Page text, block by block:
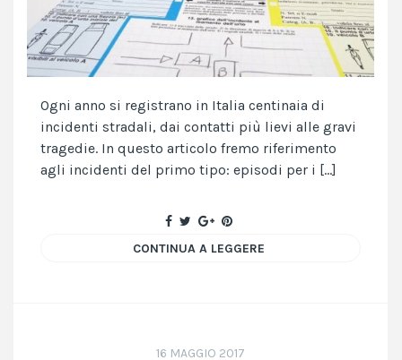
Ogni anno si registrano in Italia centinaia di
incidenti stradali, dai contatti più lievi alle gravi
tragedie. In questo articolo fremo riferimento
agli incidenti del primo tipo: episodi per i […]
CONTINUA A LEGGERE
16 MAGGIO 2017